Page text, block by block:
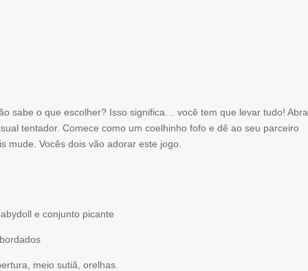
sabe o que escolher? Isso significa… você tem que levar tudo! Abra
tentador. Comece como um coelhinho fofo e dê ao seu parceiro
mude. Vocês dois vão adorar este jogo.
e conjunto picante
meio sutiã, orelhas.